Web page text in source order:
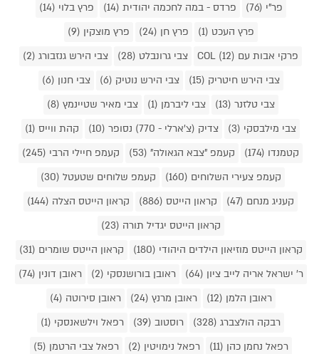
פר"י (76)
פרדס - במה לחכמה יהודית (14)
פרץ בלוי (14)
פרץ העכט (1)
פרץ חן (24)
פרץ מוצקין (9)
פרקי אבות עם COL (12)
צבי גרונבלט (28)
צבי הירש גנזבורג (2)
צבי הירש חיטריק (15)
צבי הירש נוטיק (6)
צבי חנון (6)
צבי טלזנר (13)
צבי ליברמן (1)
צבי מאיר שטיינמץ (8)
צבי מילבסקי (3)
צדיק (צ'ארלי - 770) נסופר (10)
קהת ווייס (1)
קטמנדו (174)
קעמפ "צבא הגאולה" (53)
קעמפ חיילי הרבי (245)
קעמפ צעירי השלוחים (160)
קעמפ שלוחים שטעטל (30)
קעניג מנחם (47)
קראון הייטס (886)
קראון הייטס הצלה (144)
קראון הייטס יגדיל תורה (23)
קראון הייטס מוזיאון הילדים היהודי (180)
קראון הייטס שומרים (31)
ר' ישראל אריה לייב ציון (64)
ראובן בורושנסקי (2)
ראובן דונין (74)
ראובן הלמן (12)
ראובן מרנץ (24)
ראובן סירוטה (4)
רבקה הולצברג (328)
רוסטוב (39)
רפאל וילשאנסקי (1)
רפאל נחמן כהן (11)
רפאל נימויטין (2)
רפאל צבי הרטמן (5)